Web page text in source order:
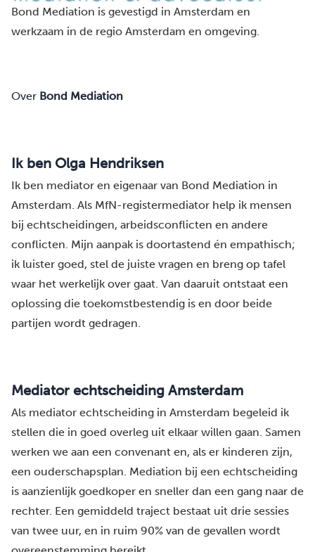
Bond Mediation is gevestigd in Amsterdam en
werkzaam in de regio Amsterdam en omgeving.
Over Bond Mediation
Ik ben Olga Hendriksen
Ik ben mediator en eigenaar van Bond Mediation in
Amsterdam. Als MfN-registermediator help ik mensen
bij echtscheidingen, arbeidsconflicten en andere
conflicten. Mijn aanpak is doortastend én empathisch;
ik luister goed, stel de juiste vragen en breng op tafel
waar het werkelijk over gaat. Van daaruit ontstaat een
oplossing die toekomstbestendig is en door beide
partijen wordt gedragen.
Mediator echtscheiding Amsterdam
Als mediator echtscheiding in Amsterdam begeleid ik
stellen die in goed overleg uit elkaar willen gaan. Samen
werken we aan een convenant en, als er kinderen zijn,
een ouderschapsplan. Mediation bij een echtscheiding
is aanzienlijk goedkoper en sneller dan een gang naar de
rechter. Een gemiddeld traject bestaat uit drie sessies
van twee uur, en in ruim 90% van de gevallen wordt